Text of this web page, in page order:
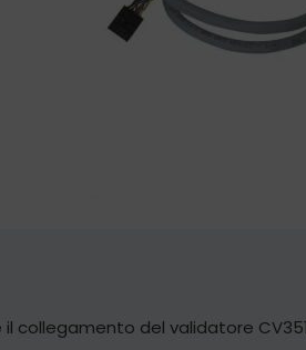
del validatore